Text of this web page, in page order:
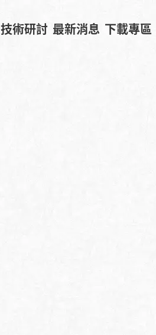
技術研討 最新消息 下載專區